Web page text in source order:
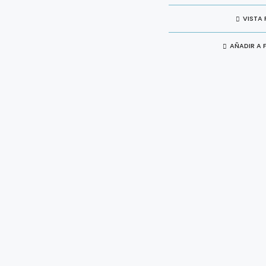
VISTA
AÑADIR A